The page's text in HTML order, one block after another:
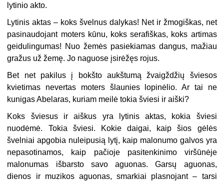
lytinio akto.
Lytinis aktas – koks švelnus dalykas! Net ir žmogiškas, net
pasinaudojant moters kūnu, koks serafiškas, koks artimas
geidulingumas! Nuo žemės pasiekiamas dangus, mažiau
gražus už žemę. Jo naguose įsirėžęs rojus.
Bet net pakilus į bokšto aukštumą žvaigždžių šviesos
kvietimas nevertas moters šlaunies lopinėlio. Ar tai ne
kunigas Abelaras, kuriam meilė tokia šviesi ir aiški?
Koks šviesus ir aiškus yra lytinis aktas, kokia šviesi
nuodėmė. Tokia šviesi. Kokie daigai, kaip šios gėlės
švelniai apgobia nuleipusią lytį, kaip malonumo galvos yra
nepasotinamos, kaip pačioje pasitenkinimo viršūnėje
malonumas išbarsto savo aguonas. Garsų aguonas,
dienos ir muzikos aguonas, smarkiai plasnojant – tarsi